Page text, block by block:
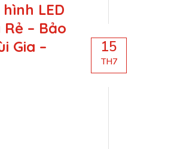
LED
– Bảo
Gia –
15
TH7